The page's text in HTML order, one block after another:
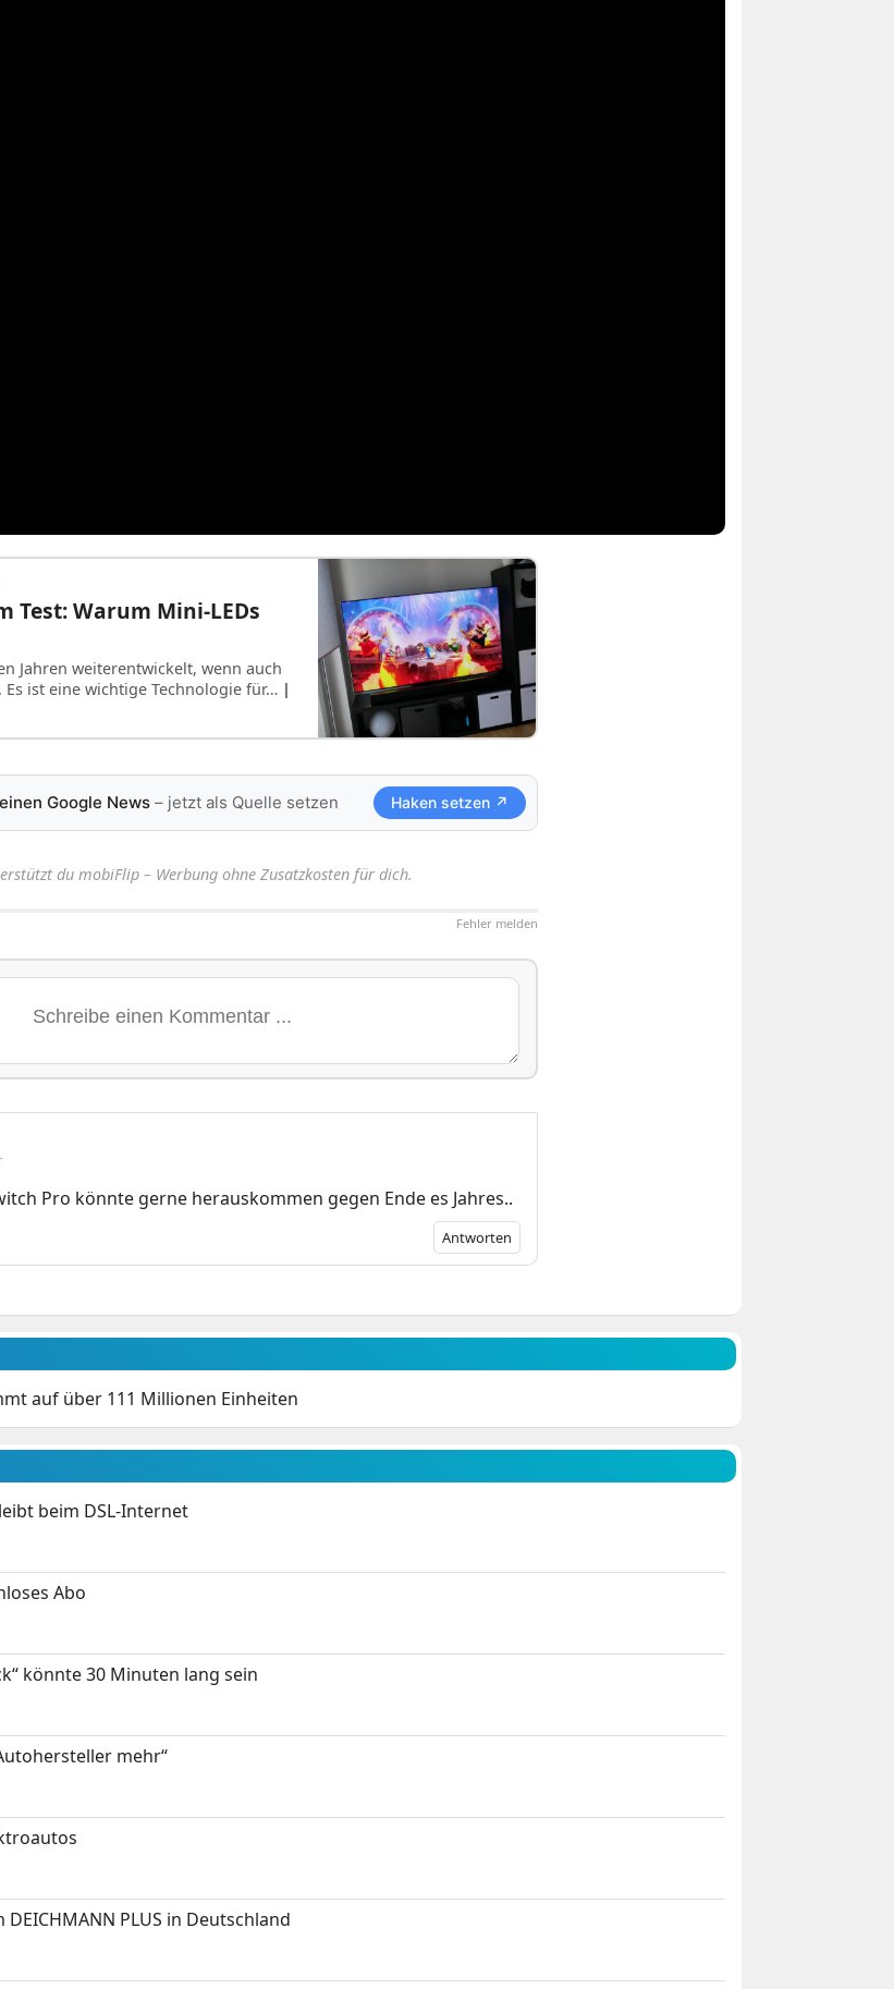
Test: Warum Mini-LEDs
Jahren weiterentwickelt, wenn auch
ist eine wichtige Technologie für… |
Google News– jetzt als Quelle setzen Haken setzen ↗
du mobiFlip – Werbung ohne Zusatzkosten für dich.
Fehler melden
Pro könnte gerne herauskommen gegen Ende es Jahres..
Antworten
auf über 111 Millionen Einheiten
beim DSL-Internet
Abo
könnte 30 Minuten lang sein
mehr“
PLUS in Deutschland